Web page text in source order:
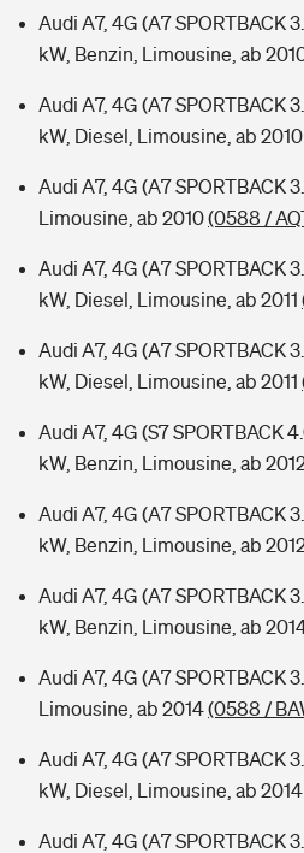
Kinderunfall-Check: Mehr
Typklassen: So ist Ihr Auto
Audi A7, 4G (A7 SPORTBACK
kW, Benzin, Limousine, ab
Audi A7, 4G (A7 SPORTBACK
kW, Diesel, Limousine, ab 2010
Audi A7, 4G (A7 SPORTBACK
Limousine, ab 2010(0588 /
Audi A7, 4G (A7 SPORTBACK
kW, Diesel, Limousine, ab 2011
Audi A7, 4G (A7 SPORTBACK
kW, Diesel, Limousine, ab 2011
Audi A7, 4G (S7 SPORTBACK
kW, Benzin, Limousine, ab
Audi A7, 4G (A7 SPORTBACK
kW, Benzin, Limousine, ab
Audi A7, 4G (A7 SPORTBACK
kW, Benzin, Limousine, ab
Audi A7, 4G (A7 SPORTBACK
Limousine, ab 2014(0588 /
Audi A7, 4G (A7 SPORTBACK
kW, Diesel, Limousine, ab 2014
Audi A7, 4G (A7 SPORTBACK